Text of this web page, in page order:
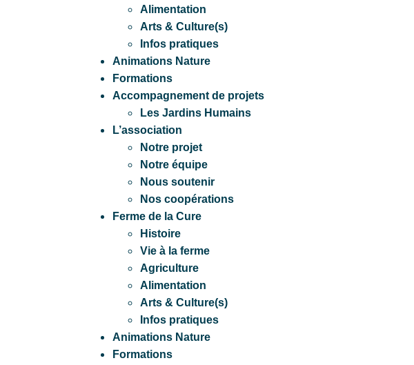
Alimentation
Arts & Culture(s)
Infos pratiques
Animations Nature
Formations
Accompagnement de projets
Les Jardins Humains
L’association
Notre projet
Notre équipe
Nous soutenir
Nos coopérations
Ferme de la Cure
Histoire
Vie à la ferme
Agriculture
Alimentation
Arts & Culture(s)
Infos pratiques
Animations Nature
Formations